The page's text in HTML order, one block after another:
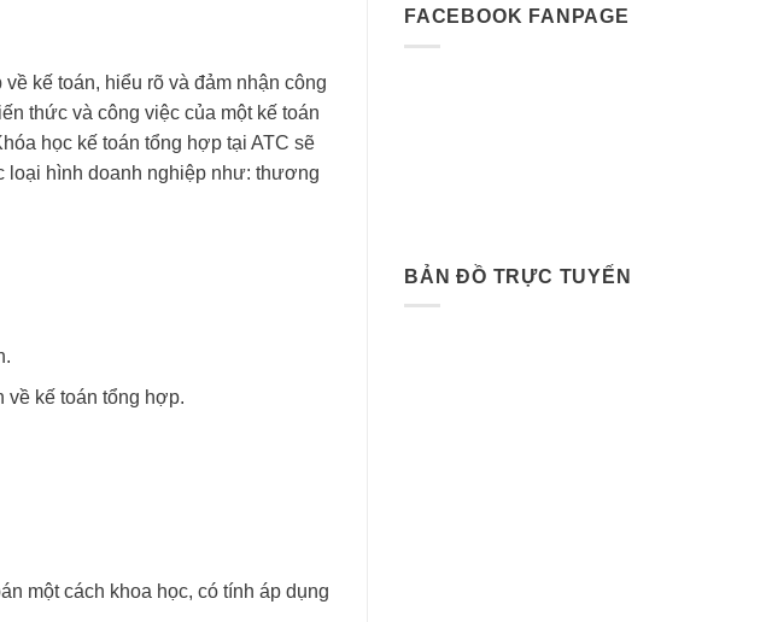
kế toán, hiểu rõ và đảm nhận công
thức và công việc của một kế toán
học kế toán tổng hợp tại ATC sẽ
loại hình doanh nghiệp như: thương
kế toán tổng hợp.
một cách khoa học, có tính áp dụng
FACEBOOK FANPAGE
BẢN ĐỒ TRỰC TUYẾN